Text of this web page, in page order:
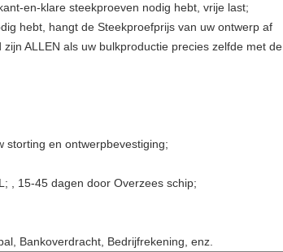
en-klare steekproeven nodig hebt, vrije last;
hebt, hangt de Steekproefprijs van uw ontwerp af
ALLEN als uw bulkproductie precies zelfde met de
storting en ontwerpbevestiging;
, 15-45 dagen door Overzees schip;
Bankoverdracht, Bedrijfrekening, enz.